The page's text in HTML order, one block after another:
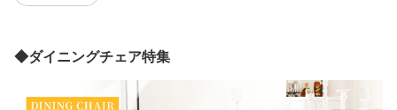
◆ダイニングチェア特集